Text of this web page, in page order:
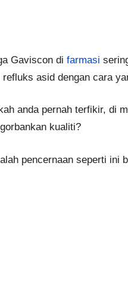
Gaviscon di farmasi
refluks asid dengan cara
anda pernah terfikir, di
kualiti?
pencernaan seperti ini